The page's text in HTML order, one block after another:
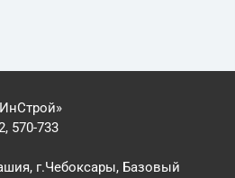
570-733
г.Чебоксары, Базовый